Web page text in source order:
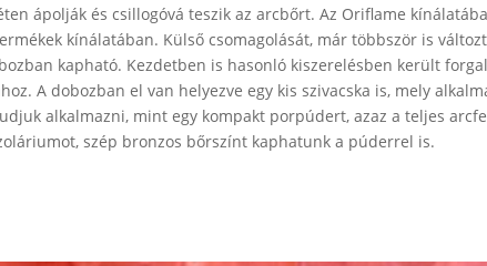
ápolják és csillogóvá teszik az arcbőrt. Az Oriflame
kínálatában. Külső csomagolását, már többször is
kapható. Kezdetben is hasonló kiszerelésben került
A dobozban el van helyezve egy kis szivacska is, mely
alkalmazni, mint egy kompakt porpúdert, azaz a teljes
szép bronzos bőrszínt kaphatunk a púderrel is.